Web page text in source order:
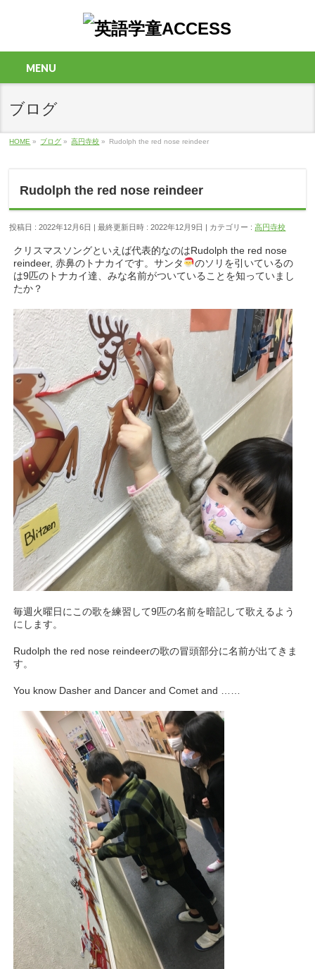
MENU
ブログ
HOME » ブログ » 高円寺校 » Rudolph the red nose reindeer
Rudolph the red nose reindeer
投稿日 : 2022年12月6日 最終更新日時 : 2022年12月9日 カテゴリー :高円寺校
クリスマスソングといえば代表的なのはRudolph the red nose
reindeer, 赤鼻のトナカイです。サンタ
のソリを引いているの
は9匹のトナカイ達、みな名前がついていることを知っていまし
たか？
毎週火曜日にこの歌を練習して9匹の名前を暗記して歌えるよう
にします。
Rudolph the red nose reindeerの歌の冒頭部分に名前が出てきま
す。
You know Dasher and Dancer and Comet and ……